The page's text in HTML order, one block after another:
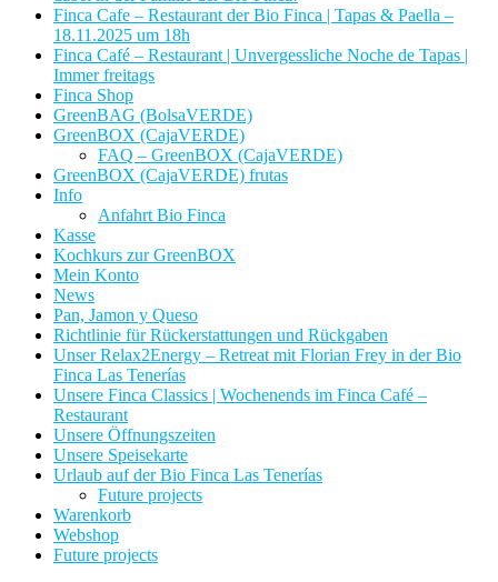
Finca Cafe – Restaurant der Bio Finca | Tapas & Paella –
18.11.2025 um 18h
Finca Café – Restaurant | Unvergessliche Noche de Tapas |
Immer freitags
Finca Shop
GreenBAG (BolsaVERDE)
GreenBOX (CajaVERDE)
FAQ – GreenBOX (CajaVERDE)
GreenBOX (CajaVERDE) frutas
Info
Anfahrt Bio Finca
Kasse
Kochkurs zur GreenBOX
Mein Konto
News
Pan, Jamon y Queso
Richtlinie für Rückerstattungen und Rückgaben
Unser Relax2Energy – Retreat mit Florian Frey in der Bio
Finca Las Tenerías
Unsere Finca Classics | Wochenends im Finca Café –
Restaurant
Unsere Öffnungszeiten
Unsere Speisekarte
Urlaub auf der Bio Finca Las Tenerías
Future projects
Warenkorb
Webshop
Future projects